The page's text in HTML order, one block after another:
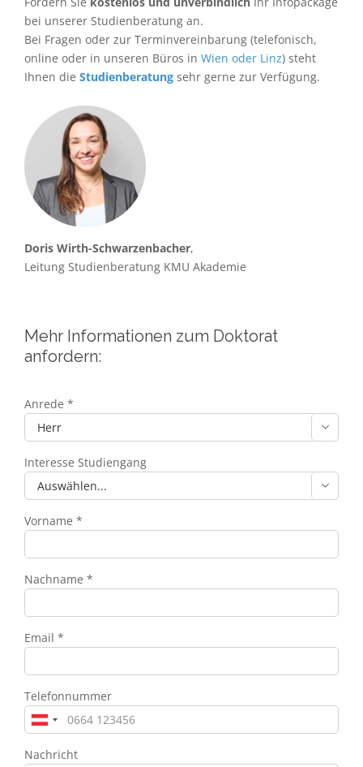
bei unserer Studienberatung an.
Bei Fragen oder zur Terminvereinbarung (telefonisch,
online oder in unseren Büros in Wien oder Linz) steht
Ihnen die Studienberatung sehr gerne zur Verfügung.
Doris Wirth-Schwarzenbacher,
Leitung Studienberatung KMU Akademie
Mehr Informationen zum Doktorat
anfordern:
Anrede *

Interesse Studiengang

Vorname *
Nachname *
Email *
Telefonnummer
Nachricht